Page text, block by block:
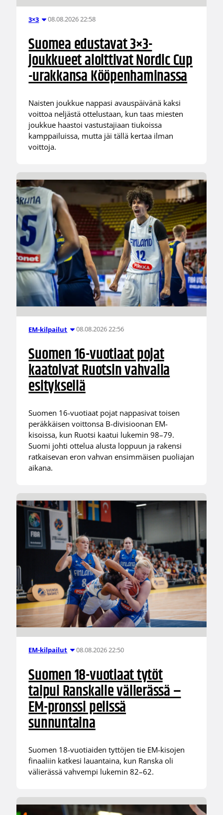
3×3 08.08.2026 22:58
Suomea edustavat 3×3-
joukkueet aloittivat Nordic Cup
-urakkansa Kööpenhaminassa
Naisten joukkue nappasi avauspäivänä kaksi
voittoa neljästä ottelustaan, kun taas miesten
joukkue haastoi vastustajiaan tiukoissa
kamppailuissa, mutta jäi tällä kertaa ilman
voittoja.
EM-kilpailut 08.08.2026 22:56
Suomen 16-vuotiaat pojat
kaatoivat Ruotsin vahvalla
esityksellä
Suomen 16-vuotiaat pojat nappasivat toisen
peräkkäisen voittonsa B-divisioonan EM-
kisoissa, kun Ruotsi kaatui lukemin 98–79.
Suomi johti ottelua alusta loppuun ja rakensi
ratkaisevan eron vahvan ensimmäisen puoliajan
aikana.
EM-kilpailut 08.08.2026 22:50
Suomen 18-vuotiaat tytöt
taipui Ranskalle välierässä –
EM-pronssi pelissä
sunnuntaina
Suomen 18-vuotiaiden tyttöjen tie EM-kisojen
finaaliin katkesi lauantaina, kun Ranska oli
välierässä vahvempi lukemin 82–62.